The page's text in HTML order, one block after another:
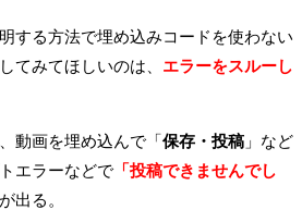
する方法で埋め込みコードを使わない
てみてほしいのは、 エラーをスルーし
動画を埋め込んで「保存・投稿 」など
エラーなどで 「投稿できませんでし
出る。